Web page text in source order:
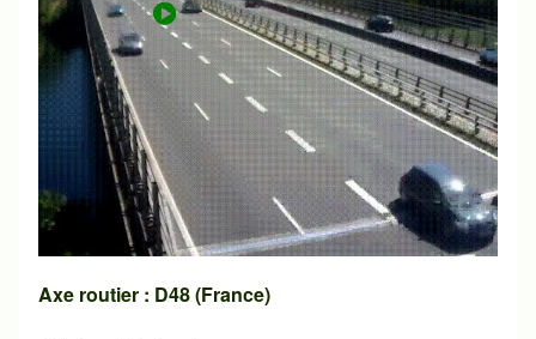
Axe routier : D48 (France)